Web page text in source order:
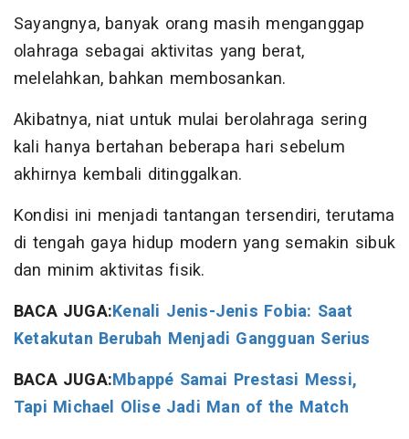
Sayangnya, banyak orang masih menganggap
olahraga sebagai aktivitas yang berat,
melelahkan, bahkan membosankan.
Akibatnya, niat untuk mulai berolahraga sering
kali hanya bertahan beberapa hari sebelum
akhirnya kembali ditinggalkan.
Kondisi ini menjadi tantangan tersendiri, terutama
di tengah gaya hidup modern yang semakin sibuk
dan minim aktivitas fisik.
BACA JUGA:Kenali Jenis-Jenis Fobia: Saat
Ketakutan Berubah Menjadi Gangguan Serius
BACA JUGA:Mbappé Samai Prestasi Messi,
Tapi Michael Olise Jadi Man of the Match